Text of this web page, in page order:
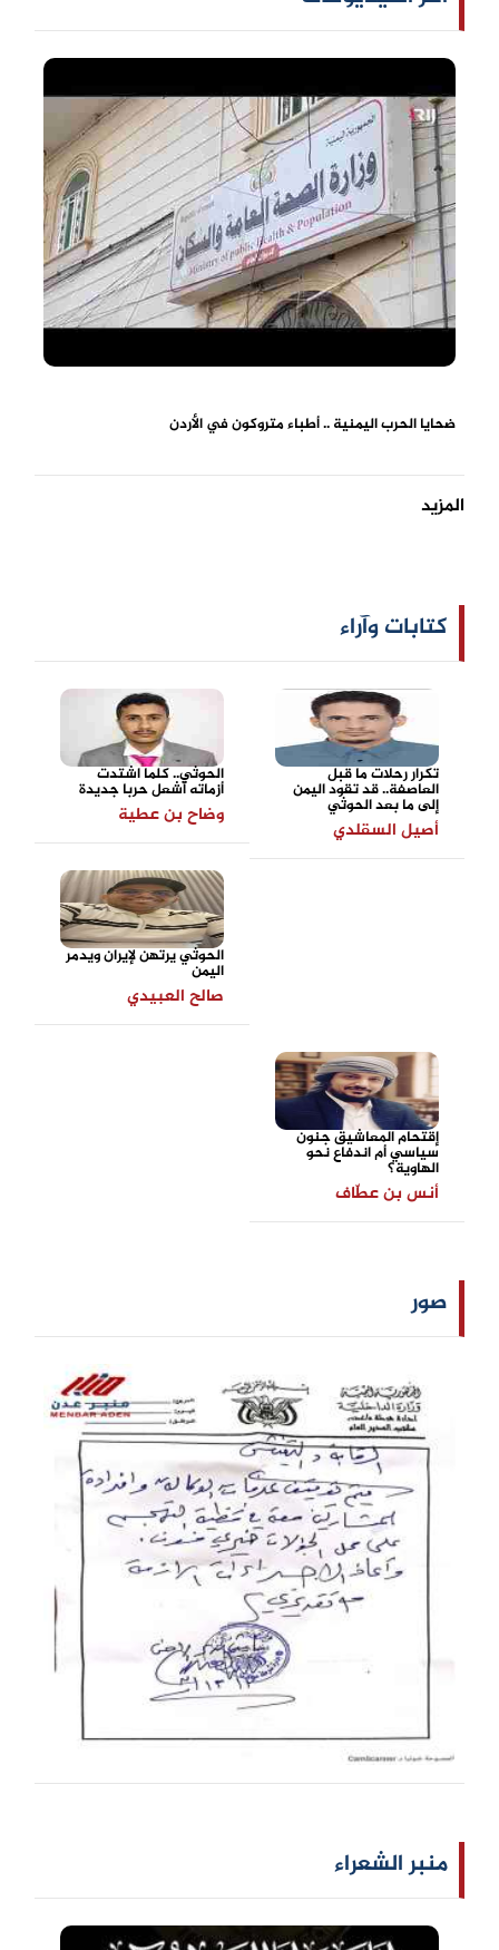
ضحايا الحرب اليمنية .. أطباء متروكون في الأردن
المزيد
كتابات وآراء
تكرار رحلات ما قبل
العاصفة.. قد تقود اليمن
إلى ما بعد الحوثي
أصيل السقلدي
الحوثي.. كلما اشتدت
أزماته أشعل حربا جديدة
وضاح بن عطية
الحوثي يرتهن لإيران ويدمر
اليمن
صالح العبيدي
إقتحام المعاشيق جنون
سياسي أم اندفاع نحو
الهاوية؟
أنس بن عطّاف
صور
منبر الشعراء